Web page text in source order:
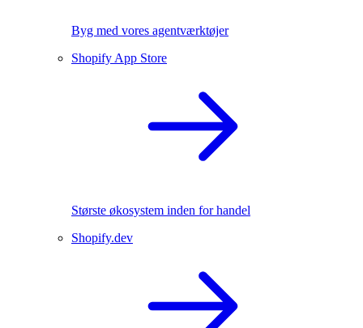
Byg med vores agentværktøjer
Shopify App Store
Største økosystem inden for handel
Shopify.dev